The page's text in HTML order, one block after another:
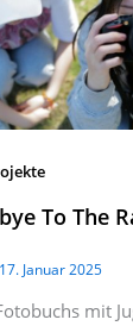
To The
17. Januar 2025
mit